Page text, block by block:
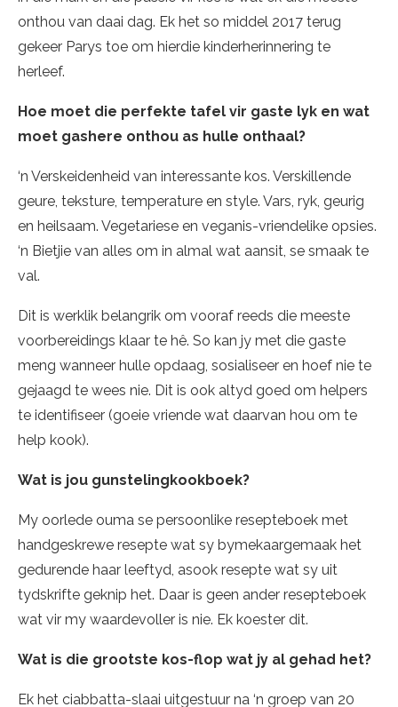
onthou van daai dag. Ek het so middel 2017 terug
gekeer Parys toe om hierdie kinderherinnering te
herleef.
Hoe moet die perfekte tafel vir gaste lyk en wat
moet gashere onthou as hulle onthaal?
‘n Verskeidenheid van interessante kos. Verskillende
geure, teksture, temperature en style. Vars, ryk, geurig
en heilsaam. Vegetariese en veganis-vriendelike opsies.
‘n Bietjie van alles om in almal wat aansit, se smaak te
val.
Dit is werklik belangrik om vooraf reeds die meeste
voorbereidings klaar te hê. So kan jy met die gaste
meng wanneer hulle opdaag, sosialiseer en hoef nie te
gejaagd te wees nie. Dit is ook altyd goed om helpers
te identifiseer (goeie vriende wat daarvan hou om te
help kook).
Wat is jou gunstelingkookboek?
My oorlede ouma se persoonlike resepteboek met
handgeskrewe resepte wat sy bymekaargemaak het
gedurende haar leeftyd, asook resepte wat sy uit
tydskrifte geknip het. Daar is geen ander resepteboek
wat vir my waardevoller is nie. Ek koester dit.
Wat is die grootste kos-flop wat jy al gehad het?
Ek het ciabbatta-slaai uitgestuur na ‘n groep van 20